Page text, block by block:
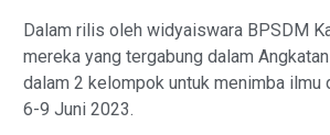
Dalam rilis oleh widyaiswara BPSDM
mereka yang tergabung dalam
dalam 2 kelompok untuk menimba ilmu
6-9 Juni 2023.